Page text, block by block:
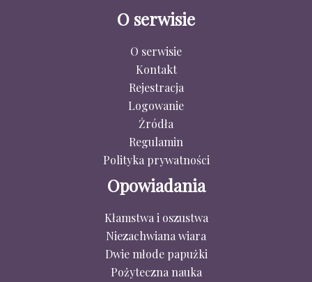
O serwisie
O serwisie
Kontakt
Rejestracja
Logowanie
Źródła
Regulamin
Polityka prywatności
Opowiadania
Kłamstwa i oszustwa
Niezachwiana wiara
Dwie młode papużki
Pożyteczna nauka